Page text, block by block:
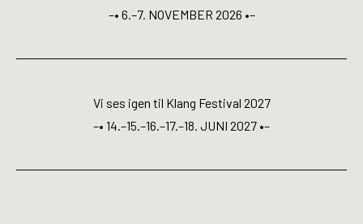
–• 6.–7. NOVEMBER 2026 •–
Vi ses igen til Klang Festival 2027
–• 14.–15.–16.–17.–18. JUNI 2027 •–